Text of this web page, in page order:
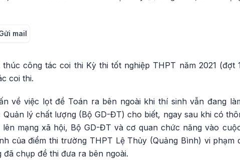
mail
công tác coi thi Kỳ thi tốt nghiệp THPT năm 2021 (đợt
coi thi.
về việc lọt đề Toán ra bên ngoài khi thí sinh vẫn đang
Quản lý chất lượng (Bộ GD-ĐT) cho biết, ngay sau khi có
mạng xã hội, Bộ GD-ĐT và cơ quan chức năng vào
của điểm thi trường THPT Lệ Thủy (Quảng Bình) vi phạm
đã chụp đề thi đưa ra bên ngoài.